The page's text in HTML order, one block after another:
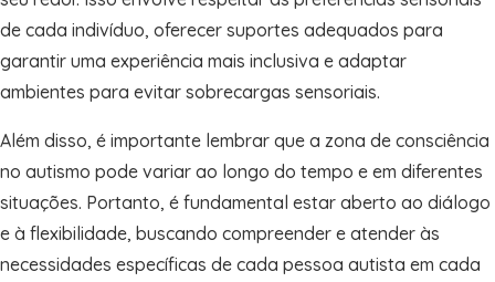
de cada indivíduo, oferecer suportes adequados para
garantir uma experiência mais inclusiva e adaptar
ambientes para evitar sobrecargas sensoriais.
Além disso, é importante lembrar que a zona de consciência
no autismo pode variar ao longo do tempo e em diferentes
situações. Portanto, é fundamental estar aberto ao diálogo
e à flexibilidade, buscando compreender e atender às
necessidades específicas de cada pessoa autista em cada